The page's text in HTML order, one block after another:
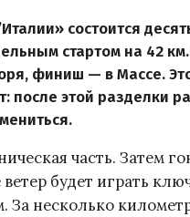
состоится
стартом на 42
финиш — в Массе.
после этой разделки
часть. Затем
будет играть
За несколько